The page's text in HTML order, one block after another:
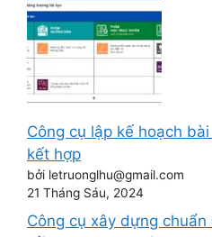
Công cụ lập kế hoạch
kết hợp
bởi letruonglhu@gmail.com
21 Tháng Sáu, 2024
Công cụ xây dựng chuẩn